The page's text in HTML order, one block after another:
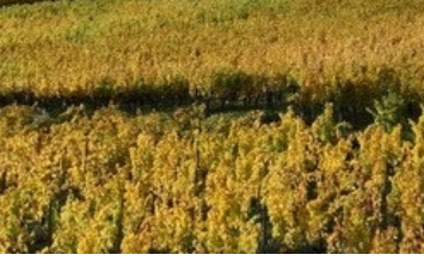
Urbanisme - PLU
PER - Permis Exclusifs de
Recherches
Lotissement communal
Cimetière
Offres d'emploi
Objets trouvés /
Viticulteurs
Restaurants
Commerces